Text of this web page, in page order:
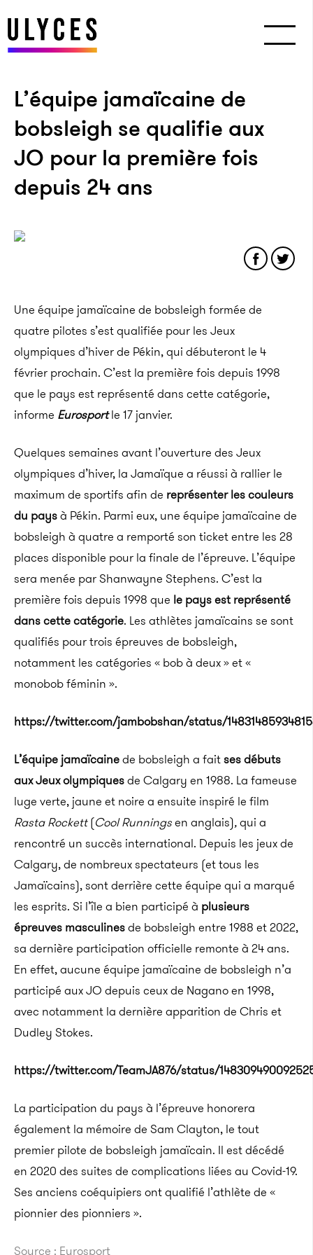
L’équipe jamaïcaine de
bobsleigh se qualifie aux
JO pour la première fois
depuis 24 ans
Une équipe jamaïcaine de bobsleigh formée de
quatre pilotes s’est qualifiée pour les Jeux
olympiques d’hiver de Pékin, qui débuteront le 4
février prochain. C’est la première fois depuis 1998
que le pays est représenté dans cette catégorie,
informe Eurosportle 17 janvier.
Quelques semaines avant l’ouverture des Jeux
olympiques d’hiver, la Jamaïque a réussi à rallier le
maximum de sportifs afin de représenter les couleurs
du paysà Pékin. Parmi eux, une équipe jamaïcaine de
bobsleigh à quatre a remporté son ticket entre les 28
places disponible pour la finale de l’épreuve. L’équipe
sera menée par Shanwayne Stephens. C’est la
première fois depuis 1998 que le pays est représenté
dans cette catégorie. Les athlètes jamaïcains se sont
qualifiés pour trois épreuves de bobsleigh,
notamment les catégories « bob à deux » et «
monobob féminin ».
https://twitter.com/jambobshan/status/
L’équipe jamaïcainede bobsleigh a faitses débuts
aux Jeux olympiquesde Calgary en 1988. La fameuse
luge verte, jaune et noire a ensuite inspiré le film
Rasta Rockett(Cool Runningsen anglais),qui a
rencontré un succès international. Depuis les jeux de
Calgary, de nombreux spectateurs (et tous les
Jamaïcains), sont derrière cette équipe qui a marqué
les esprits. Si l’île a bien participé à plusieurs
épreuves masculinesde bobsleigh entre 1988 et 2022,
sa dernière participation officielle remonte à 24 ans.
En effet, aucune équipe jamaïcaine de bobsleigh n’a
participé aux JO depuis ceux de Nagano en 1998,
avec notamment la dernière apparition de Chris et
Dudley Stokes.
https://twitter.com/TeamJA876/status/
La participation du pays à l’épreuve honorera
également la mémoire de Sam Clayton, le tout
premier pilote de bobsleigh jamaïcain. Il est décédé
en 2020 des suites de complications liées au Covid-19.
Ses anciens coéquipiers ont qualifié l’athlète de «
pionnier des pionniers ».
Source : Eurosport